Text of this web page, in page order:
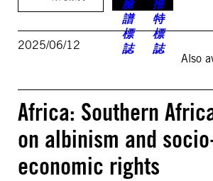
2025/06/12
Also
Africa: Southern
on albinism and
economic rights